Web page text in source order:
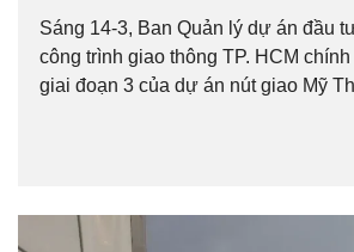
Sáng 14-3, Ban Quản lý dự án đầu
công trình giao thông TP. HCM
giai đoạn 3 của dự án nút giao Mỹ